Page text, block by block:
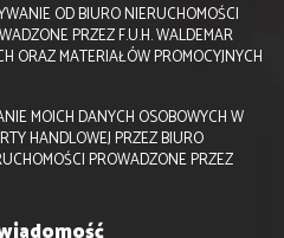
OD BIURO NIERUCHOMOŚCI
PRZEZ F.U.H. WALDEMAR
ORAZ MATERIAŁÓW PROMOCYJNYCH
MOICH DANYCH OSOBOWYCH W
HANDLOWEJ PRZEZ BIURO
PROWADZONE PRZEZ